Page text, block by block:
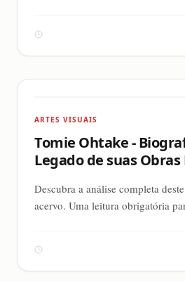
ARTES VISUAIS
Tomie Ohtake -
Legado de suas
Descubra a análise completa
acervo. Uma leitura obrigatória